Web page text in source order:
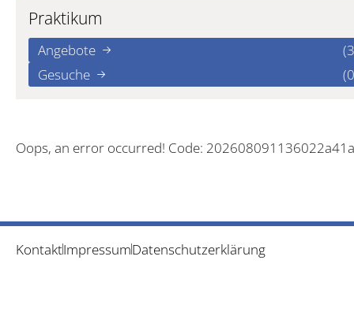
Praktikum
Angebote
Gesuche
Oops, an error occurred! Code:
KontaktImpressumDatenschutzerklärung